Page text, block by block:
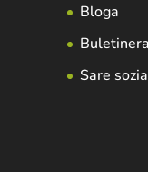
Bloga
Sare